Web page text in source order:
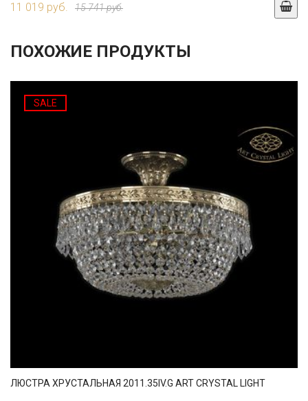
11 019 руб. 15 741 руб.
ПОХОЖИЕ ПРОДУКТЫ
SALE
ЛЮСТРА ХРУСТАЛЬНАЯ 2011.35IV.G ART CRYSTAL LIGHT